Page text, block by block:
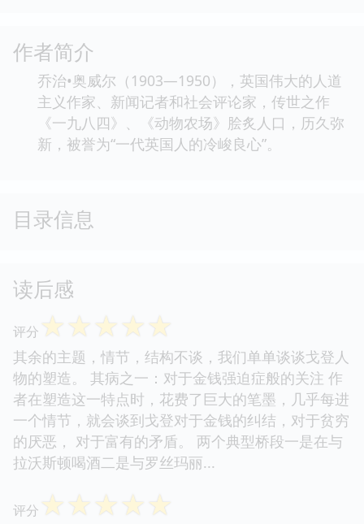
作者简介
乔治•奥威尔（1903—1950），英国伟大的人道
主义作家、新闻记者和社会评论家，传世之作
《一九八四》、《动物农场》脍炙人口，历久弥
新，被誉为“一代英国人的冷峻良心”。
目录信息
读后感
评分 ☆☆☆☆☆
其余的主题，情节，结构不谈，我们单单谈谈戈登人
物的塑造。 其病之一：对于金钱强迫症般的关注 作
者在塑造这一特点时，花费了巨大的笔墨，几乎每进
一个情节，就会谈到戈登对于金钱的纠结，对于贫穷
的厌恶， 对于富有的矛盾。 两个典型桥段一是在与
拉沃斯顿喝酒二是与罗丝玛丽...
评分 ☆☆☆☆☆